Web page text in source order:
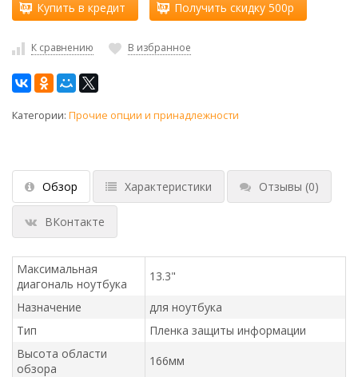
Купить в кредит Получить скидку 500р
К сравнению В избранное
Категории: Прочие опции и принадлежности
Обзор Характеристики Отзывы (0)
ВКонтакте
Максимальная
диагональ ноутбука
13.3"
Назначение
для ноутбука
Тип
Пленка защиты информации
Высота области
обзора
166мм